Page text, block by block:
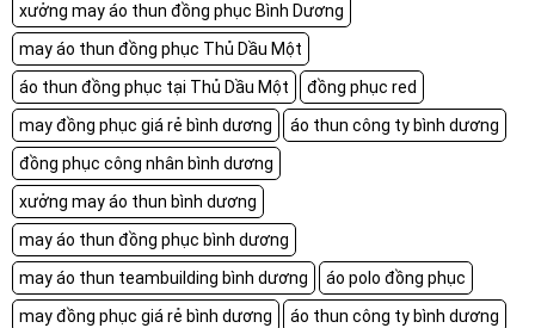
xưởng may áo thun đồng phục Bình Dương
may áo thun đồng phục Thủ Dầu Một
áo thun đồng phục tại Thủ Dầu Một
đồng phục red
may đồng phục giá rẻ bình dương
áo thun công ty bình dương
đồng phục công nhân bình dương
xưởng may áo thun bình dương
may áo thun đồng phục bình dương
may áo thun teambuilding bình dương
áo polo đồng phục
may đồng phục giá rẻ bình dương
áo thun công ty bình dương